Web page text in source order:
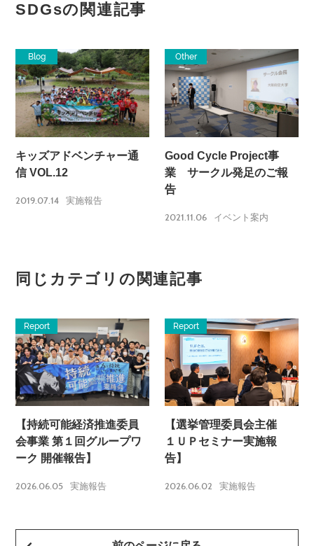
SDGsの関連記事
Blog
キッズアドベンチャー通
信 VOL.12
2019.07.14 実施報告
Other
Good Cycle Project事
業 サークル発足のご報
告
2021.11.06 イベント案内
同じカテゴリの関連記事
Report
【持続可能経済推進委員
会事業 第１回グループワ
ーク 開催報告】
2026.06.05 実施報告
Report
【選挙管理委員会主催
１ＵＰセミナー実施報
告】
2026.06.02 実施報告